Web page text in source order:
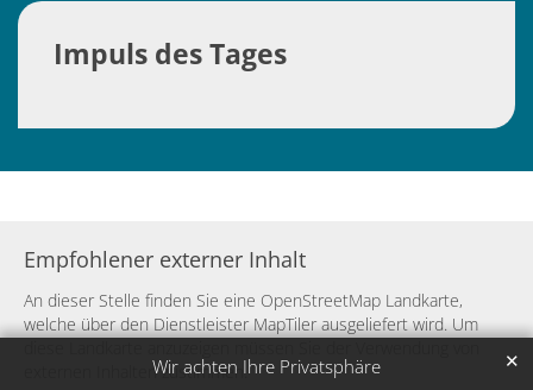
Wir achten Ihre Privatsphäre
✕
Impuls des Tages
Empfohlener externer Inhalt
An dieser Stelle finden Sie eine OpenStreetMap Landkarte,
welche über den Dienstleister MapTiler ausgeliefert wird. Um
externen Inhalten zustimmen.